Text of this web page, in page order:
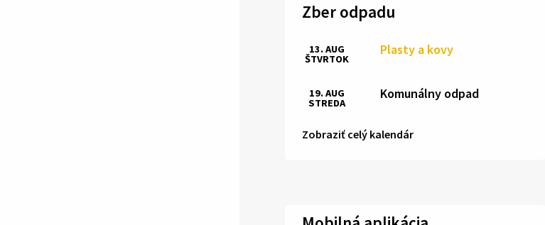
Zber odpadu
Plasty a kovy
13. AUG
ŠTVRTOK
Komunálny odpad
19. AUG
STREDA
Zobraziť celý kalendár